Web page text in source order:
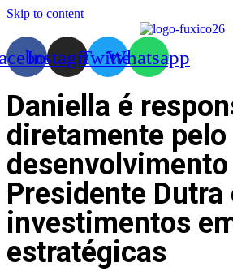
Skip to content
InstagramTwitterWhatsapp
Daniella é
diretamente pelo
desenvolvimento
Presidente Dutra
investimentos
estratégicas